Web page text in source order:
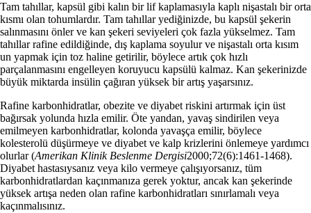
Tam tahıllar, kapsül gibi kalın bir lif kaplamasıyla kaplı nişastalı bir orta
kısmı olan tohumlardır. Tam tahıllar yediğinizde, bu kapsül şekerin
salınmasını önler ve kan şekeri seviyeleri çok fazla yükselmez. Tam
tahıllar rafine edildiğinde, dış kaplama soyulur ve nişastalı orta kısım
un yapmak için toz haline getirilir, böylece artık çok hızlı
parçalanmasını engelleyen koruyucu kapsülü kalmaz. Kan şekerinizde
büyük miktarda insülin çağıran yüksek bir artış yaşarsınız.
Rafine karbonhidratlar, obezite ve diyabet riskini artırmak için üst
bağırsak yolunda hızla emilir. Öte yandan, yavaş sindirilen veya
emilmeyen karbonhidratlar, kolonda yavaşça emilir, böylece
kolesterolü düşürmeye ve diyabet ve kalp krizlerini önlemeye yardımcı
olurlar (Amerikan Klinik Beslenme Dergisi2000;72(6):1461-1468).
Diyabet hastasıysanız veya kilo vermeye çalışıyorsanız, tüm
karbonhidratlardan kaçınmanıza gerek yoktur, ancak kan şekerinde
yüksek artışa neden olan rafine karbonhidratları sınırlamalı veya
kaçınmalısınız.